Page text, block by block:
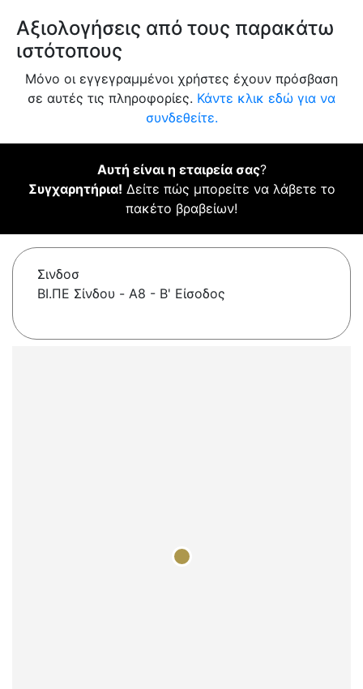
Αξιολογήσεις από τους παρακάτω
ιστότοπους
Μόνο οι εγγεγραμμένοι χρήστες έχουν πρόσβαση
σε αυτές τις πληροφορίες. Κάντε κλικ εδώ για να
συνδεθείτε.
Αυτή είναι η εταιρεία σας?
Συγχαρητήρια! Δείτε πώς μπορείτε να λάβετε το
πακέτο βραβείων!
Σινδοσ
ΒΙ.ΠΕ Σίνδου - A8 - Β' Είσοδος